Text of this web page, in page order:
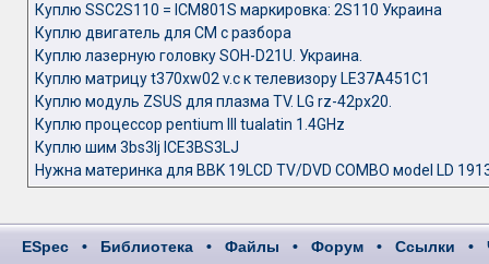
Куплю SSC2S110 = ICM801S маркировка: 2S110 Украина
Куплю двигатель для СМ с разбора
Куплю лазерную головку SOH-D21U. Украина.
Куплю матрицу t370xw02 v.c к телевизору LE37A451C1
Куплю модуль ZSUS для плазма TV. LG rz-42px20.
Куплю процессор pentium III tualatin 1.4GHz
Куплю шим 3bs3lj ICE3BS3LJ
Нужна материнка для BBK 19LCD TV/DVD COMBO мodel LD
ESpec • Библиотека • Файлы • Форум • Ссылки •